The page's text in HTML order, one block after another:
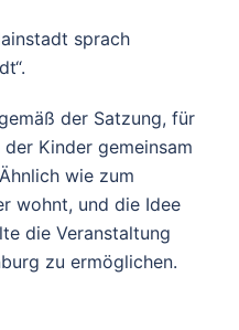
sprach
der Satzung, für
Kinder gemeinsam
wie zum
wohnt, und die Idee
die Veranstaltung
zu ermöglichen.